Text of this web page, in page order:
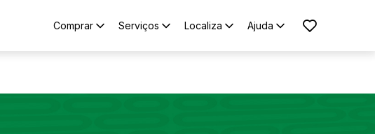
Comprar Serviços Localiza Ajuda